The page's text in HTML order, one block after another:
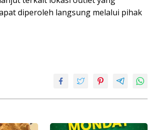
diperoleh langsung melalui pihak